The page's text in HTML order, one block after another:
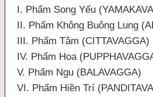
I. Phẩm Song Yếu
II. Phẩm Không Buông Lung
III. Phẩm Tâm (CITTAVAGGA)
IV. Phẩm Hoa
V. Phẩm Ngu (BALAVAGGA)
VI. Phẩm Hiền Trí